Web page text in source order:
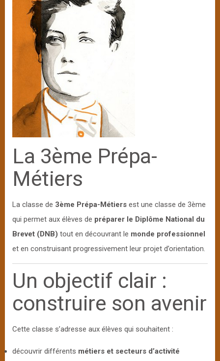
La 3ème Prépa-
Métiers
La classe de 3ème Prépa-Métiers est une classe de 3ème
qui permet aux élèves de préparer le Diplôme National du
Brevet (DNB) tout en découvrant le monde professionnel
et en construisant progressivement leur projet d’orientation.
Un objectif clair :
construire son avenir
Cette classe s’adresse aux élèves qui souhaitent :
découvrir différents métiers et secteurs d’activité